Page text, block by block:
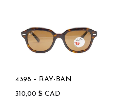
4398 – RAY-BAN
310,00 $ CAD